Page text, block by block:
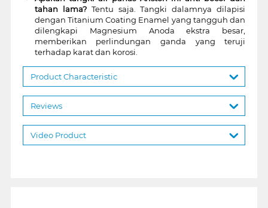
tahan lama?Tentu saja. Tangki dalamnya dilapisi
dengan Titanium Coating Enamel yang tangguh dan
dilengkapi Magnesium Anoda ekstra besar,
memberikan perlindungan ganda yang teruji
terhadap karat dan korosi.
Product Characteristic
Reviews
Video Product